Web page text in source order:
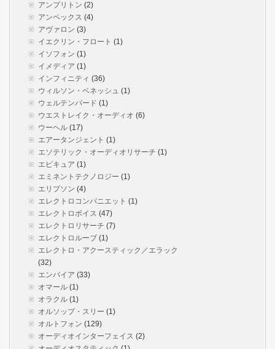
アンプリトン (2)
アンペックス (4)
アヴァロン (3)
イエクリン・フロート (1)
イソフォン (1)
イメディア (1)
インフィニティ (36)
ウィルソン・ベネッシュ (1)
ウェルテンパード (1)
ウエストレイク・オーディオ (6)
ウーヘル (17)
エアータンジェント (1)
エソテリック・オーディオリサーチ (1)
エピキュア (1)
エミネントテクノロジー (1)
エリプソン (4)
エレクトロコンパニエット (1)
エレクトロボイス (47)
エレクトロリサーチ (7)
エレクトロルーブ (1)
エレクトロ・アクースティック／エラック
(32)
エンパイア (33)
オマール (1)
オラクル (1)
オルソップ・スリー (1)
オルトフォン (129)
オーディオインターフェイス (2)